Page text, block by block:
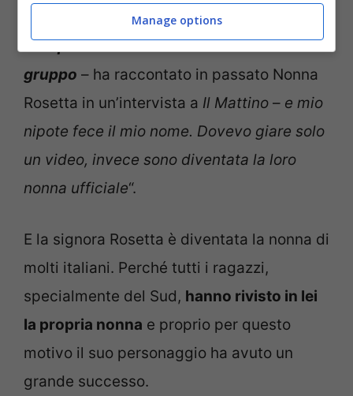
al cast una donna anziana che
interpretasse il ruolo della nonna del
gruppo – ha raccontato in passato Nonna
Rosetta in un’intervista a Il Mattino – e mio
nipote fece il mio nome. Dovevo giare solo
un video, invece sono diventata la loro
nonna ufficiale“.
E la signora Rosetta è diventata la nonna di
molti italiani. Perché tutti i ragazzi,
specialmente del Sud, hanno rivisto in lei
la propria nonna e proprio per questo
motivo il suo personaggio ha avuto un
grande successo.
Manage options